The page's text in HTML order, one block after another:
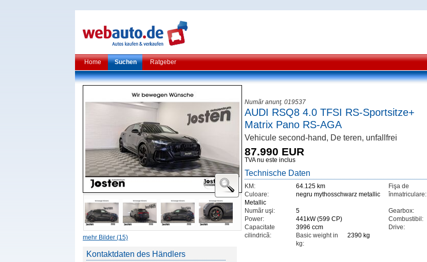
Home Suchen Ratgeber
mehr Bilder (15)
Kontaktdaten des Händlers
Numãr anunţ. 019537
AUDI RSQ8 4.0 TFSI RS-Sportsitze+
Matrix Pano RS-AGA
Vehicule second-hand, De teren, unfallfrei
87.990 EUR
TVA nu este inclus
Technische Daten
KM:
64.125 km
Culoare:
negru mythosschwarz metallic
Metallic
Numãr uşi:
5
Power:
441kW (599 CP)
Capacitate
cilindricã:
3996 ccm
Basic weight in
kg:
2390 kg
Fişa de
înmatriculare:
Gearbox:
Combustibil:
Drive: